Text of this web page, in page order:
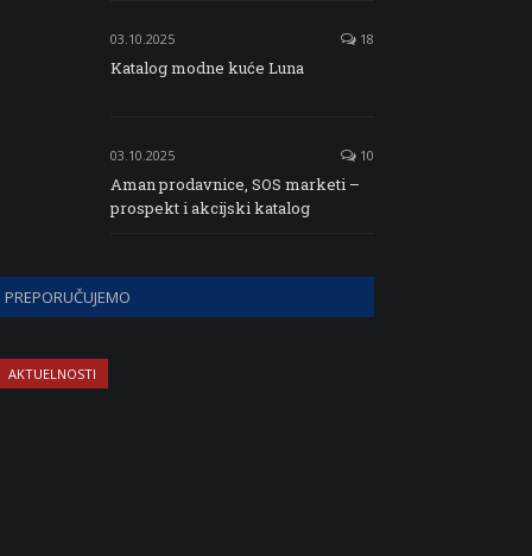
03.10.2025 18
Katalog modne kuće Luna
03.10.2025 10
Aman prodavnice, SOS marketi –
prospekt i akcijski katalog
PREPORUČUJEMO
AKTUELNOSTI